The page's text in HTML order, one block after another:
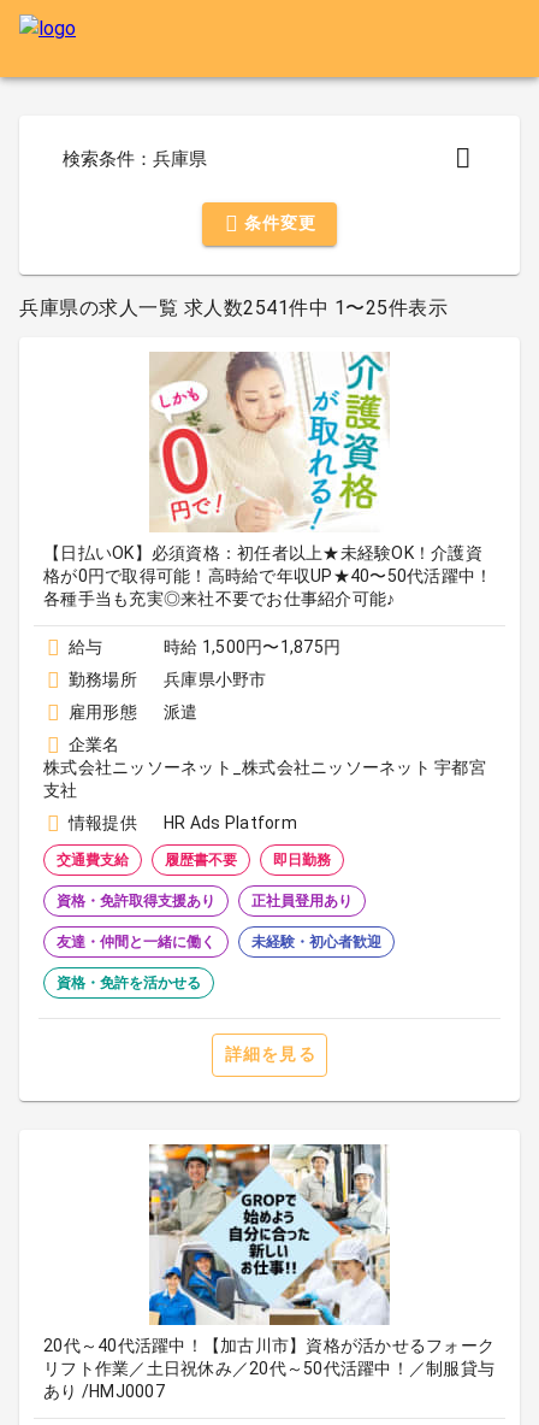
検索条件：兵庫県
条件変更
兵庫県の求人一覧 求人数2541件中 1〜25件表示
【日払いOK】必須資格：初任者以上★未経験OK！介護資
格が0円で取得可能！高時給で年収UP★40〜50代活躍中！
各種手当も充実◎来社不要でお仕事紹介可能♪
給与
時給 1,500円〜1,875円
勤務場所
兵庫県小野市
雇用形態
派遣
企業名
株式会社ニッソーネット_株式会社ニッソーネット 宇都宮
支社
情報提供
HR Ads Platform
交通費支給 履歴書不要 即日勤務
資格・免許取得支援あり 正社員登用あり
友達・仲間と一緒に働く 未経験・初心者歓迎
資格・免許を活かせる
詳細を見る
20代～40代活躍中！【加古川市】資格が活かせるフォーク
リフト作業／土日祝休み／20代～50代活躍中！／制服貸与
あり /HMJ0007